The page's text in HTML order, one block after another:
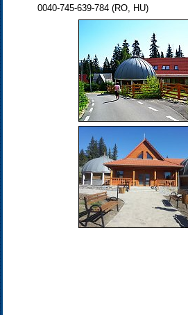
0040-745-639-784 (RO, HU)